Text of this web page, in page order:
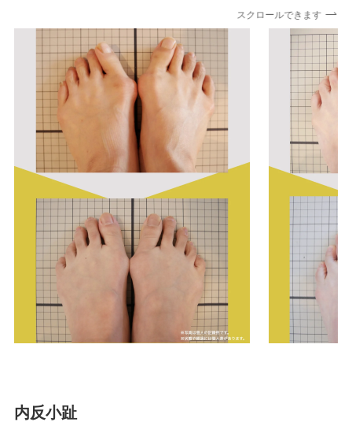
スクロールできます
内反小趾